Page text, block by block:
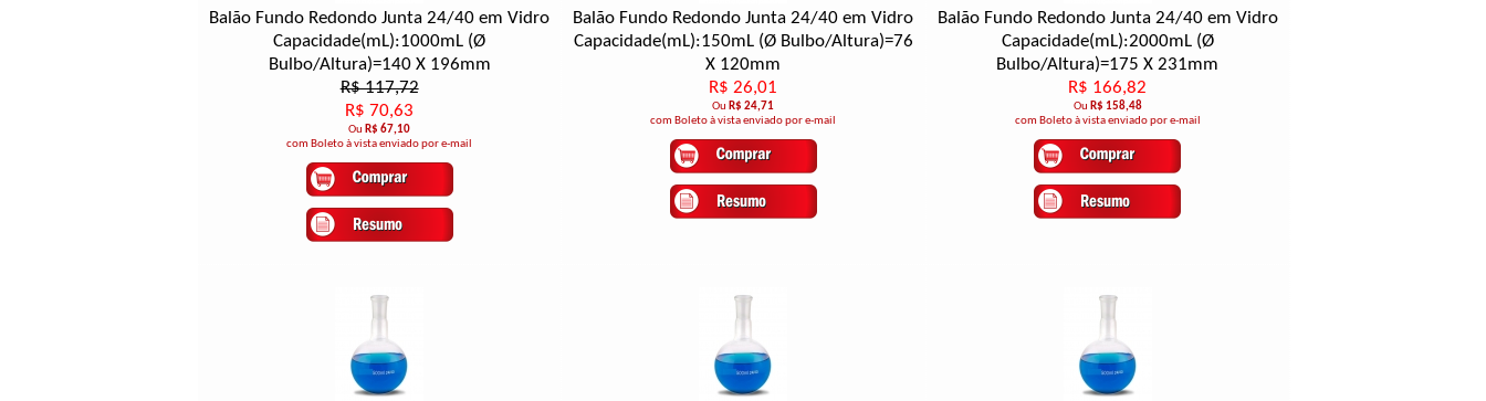
Balão Fundo Redondo Junta 24/40 em Vidro
Capacidade(mL):1000mL (Ø
Bulbo/Altura)=140 X 196mm
R$ 117,72
R$ 70,63
Ou R$ 67,10
com Boleto à vista enviado por e-mail
Balão Fundo Redondo Junta 24/40 em Vidro
Capacidade(mL):150mL (Ø Bulbo/Altura)=76
X 120mm
R$ 26,01
Ou R$ 24,71
com Boleto à vista enviado por e-mail
Balão Fundo Redondo Junta 24/40 em Vidro
Capacidade(mL):2000mL (Ø
Bulbo/Altura)=175 X 231mm
R$ 166,82
Ou R$ 158,48
com Boleto à vista enviado por e-mail